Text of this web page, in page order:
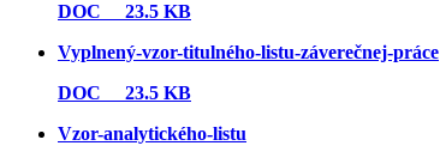
DOC 23.5 KB
Vyplnený-vzor-titulného-listu-záverečnej-práce
DOC 23.5 KB
Vzor-analytického-listu